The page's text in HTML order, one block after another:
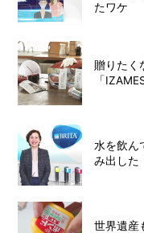
たワケ
贈りたく
「
水を飲ん
み出した
世界遺産